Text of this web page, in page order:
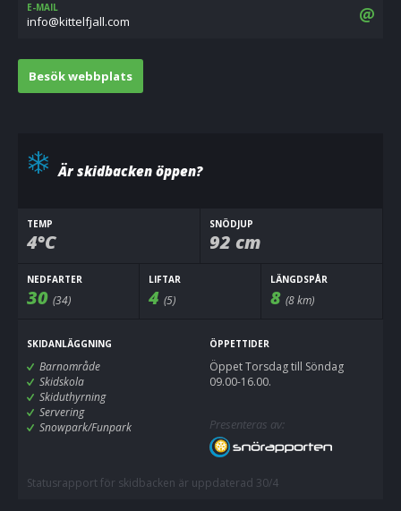
E-MAIL
moc.llajflettik@ofni
Besök webbplats
Är skidbacken öppen?
TEMP
4°C
SNÖDJUP
92 cm
NEDFARTER
30 (34)
LIFTAR
4 (5)
LÄNGDSPÅR
8 (8 km)
SKIDANLÄGGNING
Barnområde
Skidskola
Skiduthyrning
Servering
Snowpark/Funpark
ÖPPETTIDER
Öppet Torsdag till Söndag
09.00-16.00.
Presenteras av:
Statusrapport för skidbacken är uppdaterad 30/4